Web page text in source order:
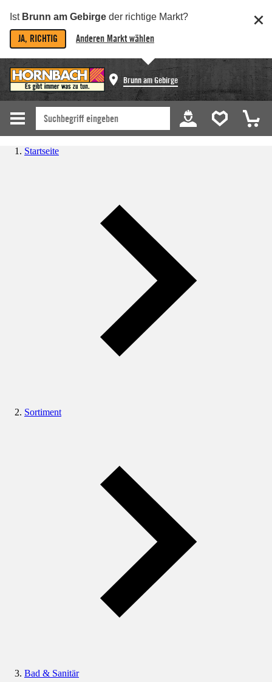
Ist Brunn am Gebirge der richtige Markt?
JA, RICHTIG Anderen Markt wählen
Brunn am Gebirge
Startseite
Sortiment
Bad & Sanitär